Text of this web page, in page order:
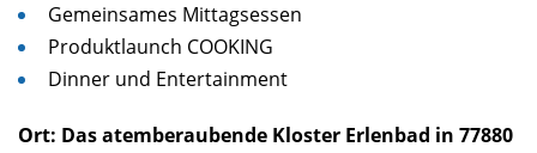
HOTELBUCHUNG FÜR DEN 12. SEPTEMBER 2024
Gemeinsames Mittagsessen
Produktlaunch COOKING
Dinner und Entertainment
Ort: Das atemberaubende Kloster Erlenbad in 77880